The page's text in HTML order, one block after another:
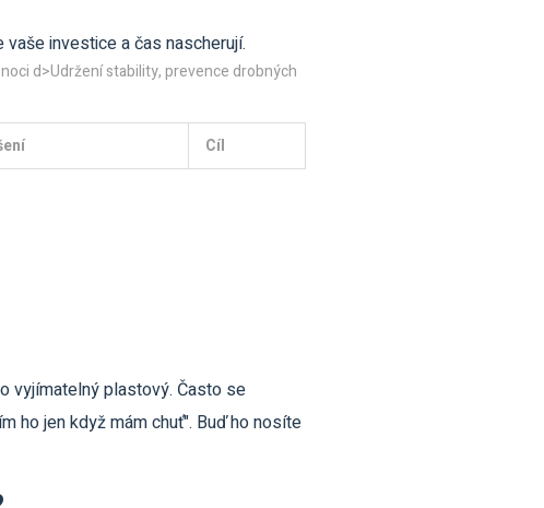
vaše investice a čas nascherují.
d>Udržení stability, prevence drobných
Cíl
vyjímatelný plastový. Často se
ho jen když mám chuť". Buď ho nosíte